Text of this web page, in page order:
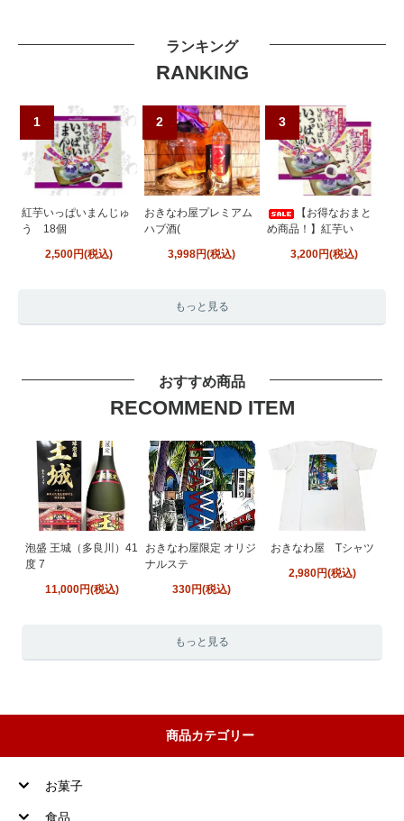
ランキング
RANKING
1
紅芋いっぱいまんじゅ
う 18個
2,500円(税込)
2
おきなわ屋プレミアム
ハブ酒(
3,998円(税込)
3
【お得なおまと
め商品！】紅芋い
3,200円(税込)
もっと見る
おすすめ商品
RECOMMEND ITEM
泡盛 王城（多良川）41
度 7
11,000円(税込)
おきなわ屋限定 オリジ
ナルステ
330円(税込)
おきなわ屋 Tシャツ
2,980円(税込)
もっと見る
商品カテゴリー
お菓子
食品